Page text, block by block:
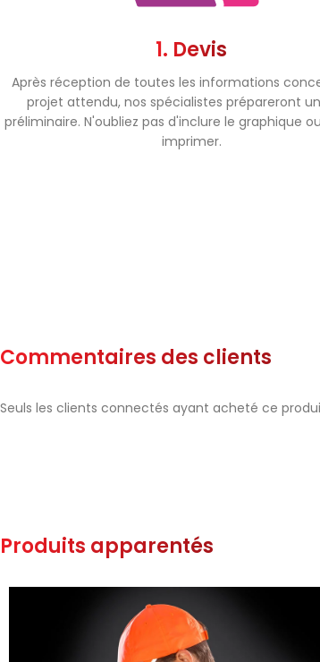
1. Devis
Après réception de toutes les informations
projet attendu, nos spécialistes prépareront
préliminaire. N'oubliez pas d'inclure le graphique
imprimer.
Commentaires des clients
Seuls les clients connectés ayant acheté ce
Produits apparentés